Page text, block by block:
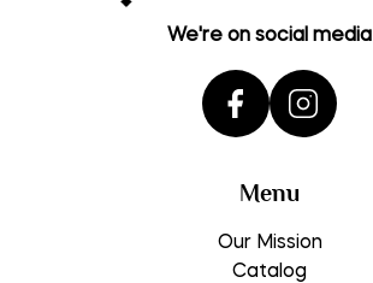
Menu
Our Mission
Catalog
We're on social media